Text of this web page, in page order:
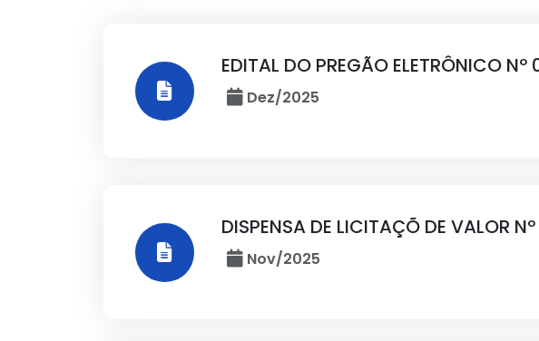
EDITAL DO PREGÃO ELETRÔNICO
Dez/2025
DISPENSA DE LICITAÇÕ DE VALOR
Nov/2025